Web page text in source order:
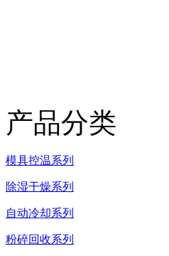
产品分类
模具控温系列
除湿干燥系列
自动冷却系列
粉碎回收系列